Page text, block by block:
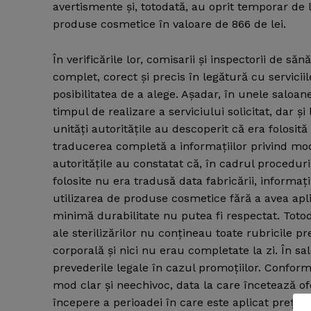
News
avertismente şi, totodată, au oprit temporar
produse cosmetice în valoare de 866 de lei.
În verificările lor, comisarii şi inspectorii de
complet, corect şi precis în legătură cu
posibilitatea de a alege. Aşadar, în unele
timpul de realizare a serviciului solicitat, dar
unităţi autorităţile au descoperit că era
traducerea completă a informaţiilor privind
autorităţile au constatat că, în cadrul
folosite nu era tradusă data fabricării,
utilizarea de produse cosmetice fără a avea
minimă durabilitate nu putea fi respectat.
ale sterilizărilor nu conţineau toate rubricile
corporală şi nici nu erau completate la zi. În
prevederile legale în cazul promoţiilor.
mod clar şi neechivoc, data la care încetează
începere a perioadei în care este aplicat preţul